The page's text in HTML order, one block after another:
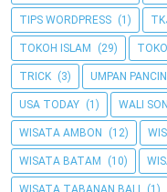
TIPS WORDPRESS (1)
TOKOH ISLAM (29)
TRICK (3) UMPAN
USA TODAY (1) WALI
WISATA AMBON (12)
WISATA BATAM (10)
WISATA TABANAN BALI (1)